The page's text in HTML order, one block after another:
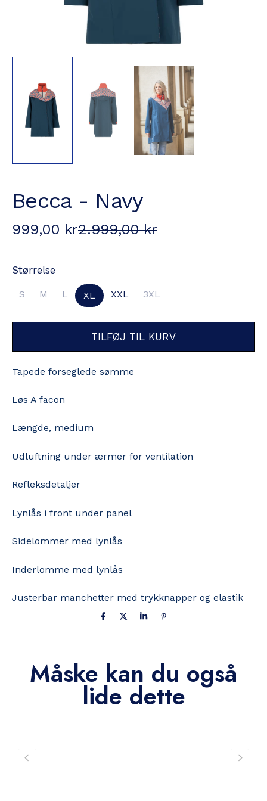
Becca - Navy
999,00 kr2.999,00 kr
Størrelse
S M L XL XXL 3XL
TILFØJ TIL KURV
Tapede forseglede sømme
Løs A facon
Længde, medium
Udluftning under ærmer for ventilation
Refleksdetaljer
Lynlås i front under panel
Sidelommer med lynlås
Inderlomme med lynlås
Justerbar manchetter med trykknapper og elastik
Måske kan du også
lide dette